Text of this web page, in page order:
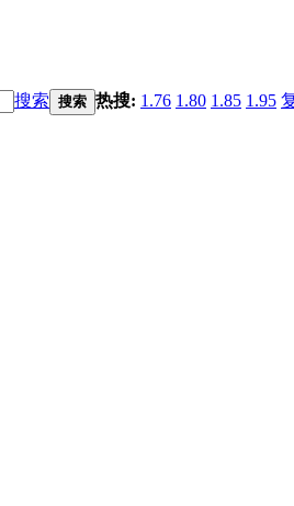
搜索 搜索 热搜: 1.76 1.80 1.85 1.95